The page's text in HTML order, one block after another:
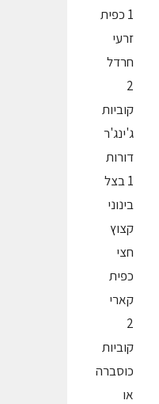
1 כפית
זרעי
חרדל
2
קוביות
ג'ינג'ר
דורות
1 בצל
בינוני
קצוץ
חצי
כפית
קארי
2
קוביות
כוסברה
או